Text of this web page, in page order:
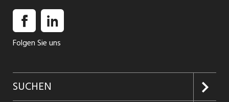
Folgen Sie uns
SUCHEN